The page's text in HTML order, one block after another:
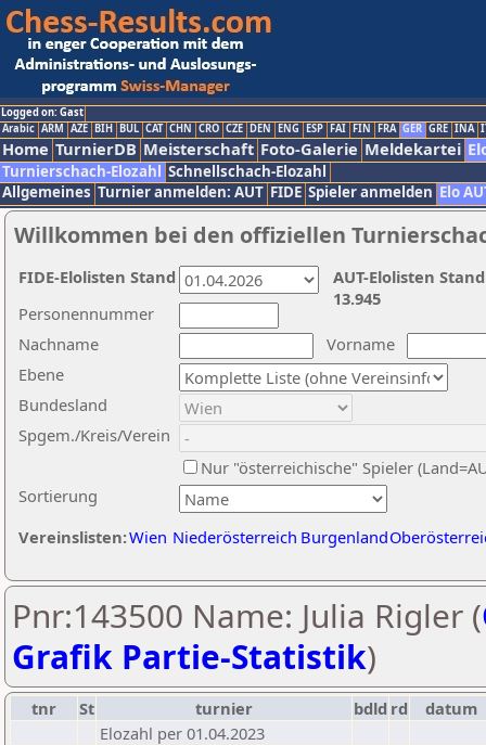
Logged on: Gast
Arabic ARM AZE BIH BUL CAT CHN CRO CZE DEN ENG ESP FAI FIN FRA GER GRE INA
Home TurnierDB Meisterschaft Foto-Galerie Meldekartei
Turnierschach-Elozahl Schnellschach-Elozahl
Allgemeines Turnier anmelden: AUT FIDE Spieler anmelden Elo
Willkommen bei den offiziellen
Nachname
Vorname
Ebene
Sortierung
Personennummer
Bundesland
Spgem./Kreis/Verein
Nur "österreichische" Spieler
Vereinslisten:Wien Niederösterreich Burgenland
AUT-Elolisten
13.945
FIDE-Elolisten Stand
Pnr:143500 Name: Julia Rigler (
Grafik Partie-Statistik)
tnr St turnier bdld rd
datum
Elozahl per 01.04.2023